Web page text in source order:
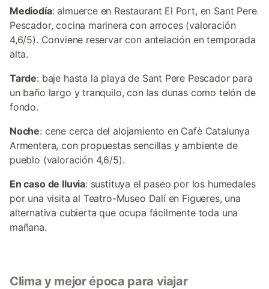
Mediodía: almuerce en Restaurant El Port, en Sant Pere
Pescador, cocina marinera con arroces (valoración
4,6/5). Conviene reservar con antelación en temporada
alta.
Tarde: baje hasta la playa de Sant Pere Pescador para
un baño largo y tranquilo, con las dunas como telón de
fondo.
Noche: cene cerca del alojamiento en Cafè Catalunya
Armentera, con propuestas sencillas y ambiente de
pueblo (valoración 4,6/5).
En caso de lluvia: sustituya el paseo por los humedales
por una visita al Teatro-Museo Dalí en Figueres, una
alternativa cubierta que ocupa fácilmente toda una
mañana.
Clima y mejor época para viajar